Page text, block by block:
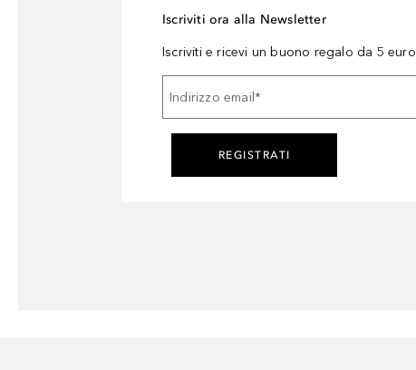
Iscriviti ora alla Newsletter
Iscriviti e ricevi un buono regalo da 5 euro
Indirizzo email *
REGISTRATI